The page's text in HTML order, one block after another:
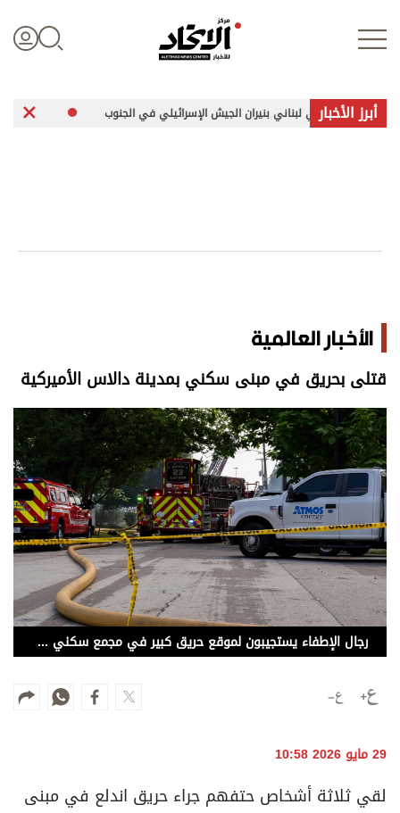
علوم الدار
اقتصاد
الترفيه
التعليم والمعرفة
الذكاء الاصطناعي
تغطيات
فيديو
بودكاست
إنفوجراف
كاريكتير
برامج
أبرز الأخبار
جندي لبناني بنيران الجيش الإسرائيلي في الجنوب تبادل هجمات بين
الأخبار العالمية
قتلى بحريق في مبنى سكني بمدينة دالاس الأميركية
رجال الإطفاء يستجيبون لموقع حريق كبير في مجمع سكني في دالاس
29 مايو 2026 10:58
لقي ثلاثة أشخاص حتفهم جراء حريق اندلع في مبنى